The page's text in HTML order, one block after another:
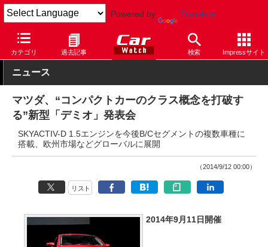
Powered by Translate
カテゴリ 過去記事 検索 Impressサイト
Car Watch 自動車 マツダ その他
ニュース
マツダ、“コンパクトカーのクラス概念を打破す
る”新型「デミオ」発表会
SKYACTIV-D 1.5エンジンを今後B/Cセグメントの複数車種に
搭載、欧州市場などグローバルに展開
（2014/9/12 00:00）
リスト
2014年9月11日開催